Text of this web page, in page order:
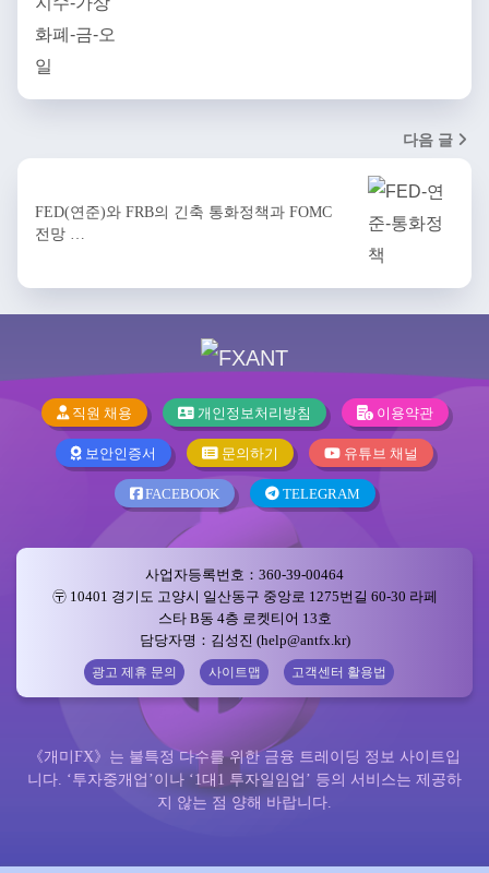
다음 글
FED(연준)와 FRB의 긴축 통화정책과 FOMC
전망 …
직원 채용 개인정보처리방침 이용약관
보안인증서 문의하기 유튜브 채널
FACEBOOK TELEGRAM
사업자등록번호：360-39-00464
〶 10401 경기도 고양시 일산동구 중앙로 1275번길 60-30 라페
스타 B동 4층 로켓티어 13호
담당자명：김성진 (help@antfx.kr)
광고 제휴 문의 사이트맵 고객센터 활용법
《개미FX》는 불특정 다수를 위한 금융 트레이딩 정보 사이트입
니다. ‘투자중개업’이나 ‘1대1 투자일임업’ 등의 서비스는 제공하
지 않는 점 양해 바랍니다.